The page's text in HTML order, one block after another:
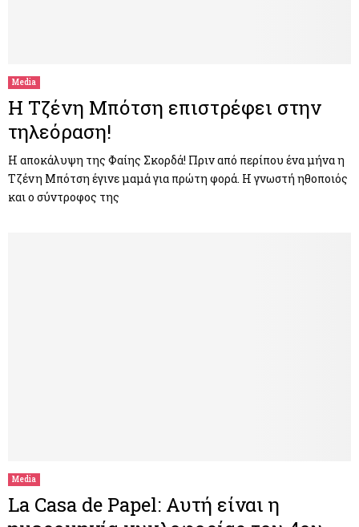
Media
Η Τζένη Μπότση επιστρέφει στην
τηλεόραση!
Η αποκάλυψη της Φαίης Σκορδά! Πριν από περίπου ένα μήνα η
Τζένη Μπότση έγινε μαμά για πρώτη φορά. Η γνωστή ηθοποιός
και ο σύντροφος της
Media
La Casa de Papel: Αυτή είναι η